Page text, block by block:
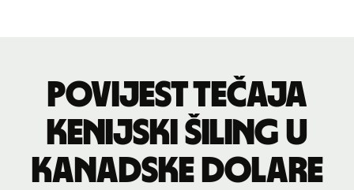
Povijest tečaja
kenijski šiling u
kanadske dolare